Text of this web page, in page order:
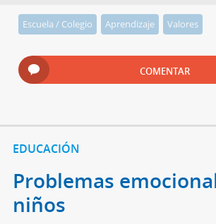
Escuela / Colegio Aprendizaje Valores
COMENTAR
EDUCACIÓN
Problemas
niños